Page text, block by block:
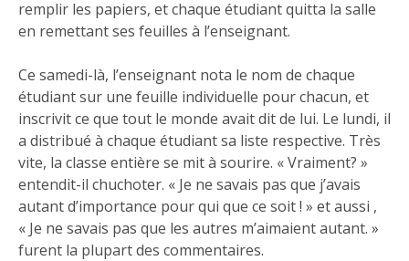
remplir les papiers, et chaque étudiant quitta la salle
en remettant ses feuilles à l’enseignant.
Ce samedi-là, l’enseignant nota le nom de chaque
étudiant sur une feuille individuelle pour chacun, et
inscrivit ce que tout le monde avait dit de lui. Le lundi, il
a distribué à chaque étudiant sa liste respective. Très
vite, la classe entière se mit à sourire. « Vraiment? »
entendit-il chuchoter. « Je ne savais pas que j’avais
autant d’importance pour qui que ce soit ! » et aussi ,
« Je ne savais pas que les autres m’aimaient autant. »
furent la plupart des commentaires.